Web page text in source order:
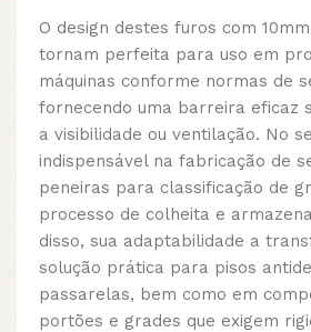
O design destes furos com
tornam perfeita para uso em
máquinas conforme normas de
fornecendo uma barreira eficaz
a visibilidade ou ventilação. No
indispensável na fabricação de
peneiras para classificação de
processo de colheita e
disso, sua adaptabilidade a
solução prática para pisos
passarelas, bem como em
portões e grades que exigem